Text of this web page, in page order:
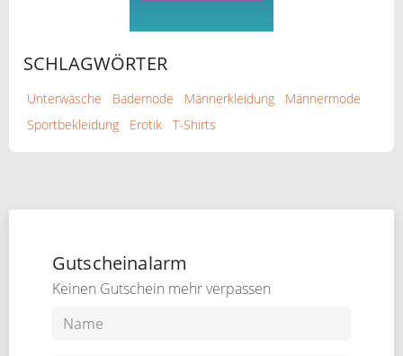
SCHLAGWÖRTER
Unterwäsche Bademode Männerkleidung
Männermode
Sportbekleidung
Erotik T-Shirts
Gutscheinalarm
Keinen Gutschein mehr verpassen